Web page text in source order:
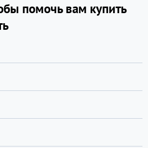
помочь вам купить